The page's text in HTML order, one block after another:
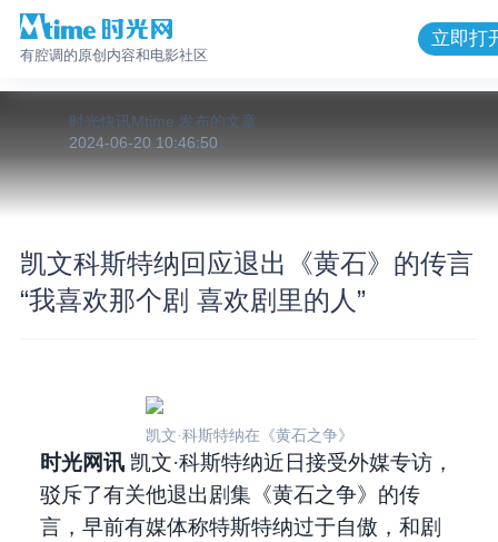
有腔调的原创内容和电影社区
立即打
时光快讯Mtime 发布的 文章
2024-06-20 10:46:50
凯文科斯特纳回应退出《黄石》的传言
“我喜欢那个剧 喜欢剧里的人”
凯文·科斯特纳在《黄石之争》
时光网讯凯文·科斯特纳近日接受外媒专访，
驳斥了有关他退出剧集《黄石之争》的传
言，早前有媒体称特斯特纳过于自傲，和剧